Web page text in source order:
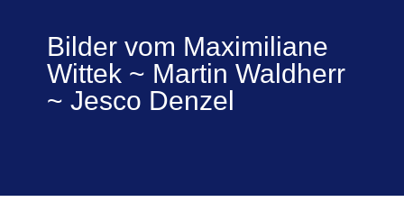
Bilder vom Maximiliane
Wittek ~ Martin Waldherr
~ Jesco Denzel